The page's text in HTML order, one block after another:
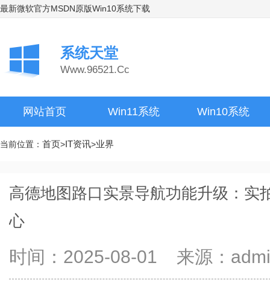
最新微软官方MSDN原版Win10系统下载
系统天堂
Www.96521.Cc
网站首页 Win11系统 Win10系统
当前位置： 首页>IT资讯>业界
高德地图路口实景导航功能升级：实
心
时间：2025-08-01 来源：